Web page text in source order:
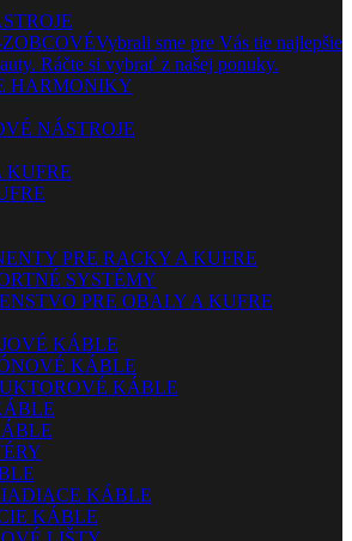
Vybrali sme pre Vás tie najlepšie
Ráčte si vybrať z našej ponuky.
HARMONIKY
NÁSTROJE
KUFRE
PRE RACKY A KUFRE
SYSTÉMY
PRE OBALY A KUFRE
KÁBLE
KÁBLE
KÁBLE
KÁBLE
KÁBLE